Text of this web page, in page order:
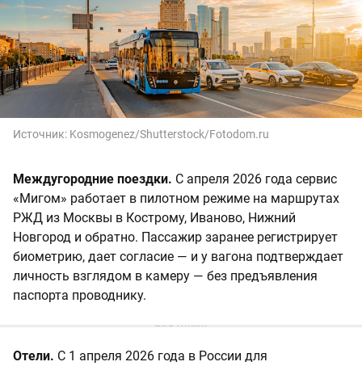
Источник: Kosmogenez/Shutterstock/Fotodom.ru
Междугородние поездки. С апреля 2026 года сервис
«Мигом» работает в пилотном режиме на маршрутах
РЖД из Москвы в Кострому, Иваново, Нижний
Новгород и обратно. Пассажир заранее регистрирует
биометрию, дает согласие — и у вагона подтверждает
личность взглядом в камеру — без предъявления
паспорта проводнику.
Отели. С 1 апреля 2026 года в России для